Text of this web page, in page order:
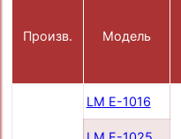
Произв. Модель
LM E-1016